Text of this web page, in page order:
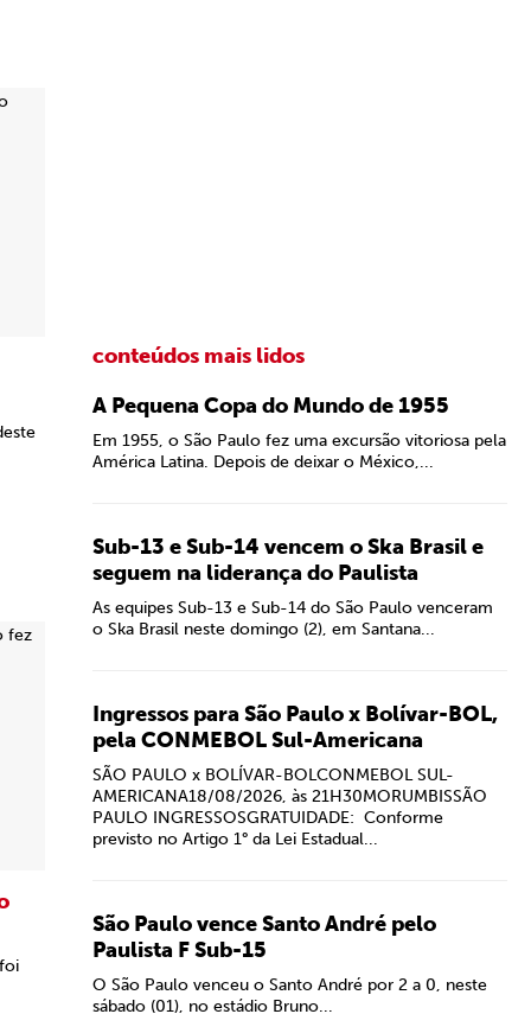
conteúdos mais lidos
A Pequena Copa do Mundo de 1955
Em 1955, o São Paulo fez uma excursão vitoriosa pela
América Latina. Depois de deixar o México,...
Sub-13 e Sub-14 vencem o Ska Brasil e
seguem na liderança do Paulista
As equipes Sub-13 e Sub-14 do São Paulo venceram
o Ska Brasil neste domingo (2), em Santana...
Ingressos para São Paulo x Bolívar-BOL,
pela CONMEBOL Sul-Americana
SÃO PAULO x BOLÍVAR-BOLCONMEBOL SUL-
AMERICANA18/08/2026, às 21H30MORUMBISSÃO
PAULO INGRESSOSGRATUIDADE: Conforme
previsto no Artigo 1° da Lei Estadual...
São Paulo vence Santo André pelo
Paulista F Sub-15
O São Paulo venceu o Santo André por 2 a 0, neste
sábado (01), no estádio Bruno...